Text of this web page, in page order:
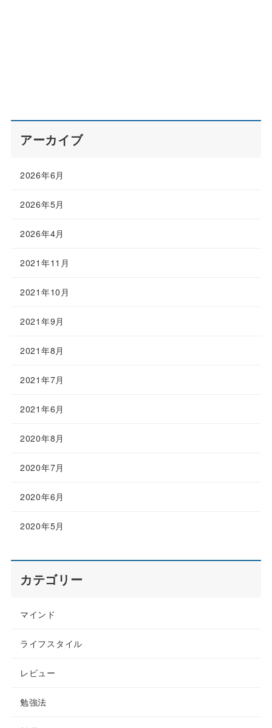
アーカイブ
2026年6月
2026年5月
2026年4月
2021年11月
2021年10月
2021年9月
2021年8月
2021年7月
2021年6月
2020年8月
2020年7月
2020年6月
2020年5月
カテゴリー
マインド
ライフスタイル
レビュー
勉強法